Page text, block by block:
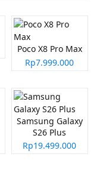
Poco X8 Pro Max
Rp7.999.000
Samsung Galaxy
S26 Plus
Rp19.499.000